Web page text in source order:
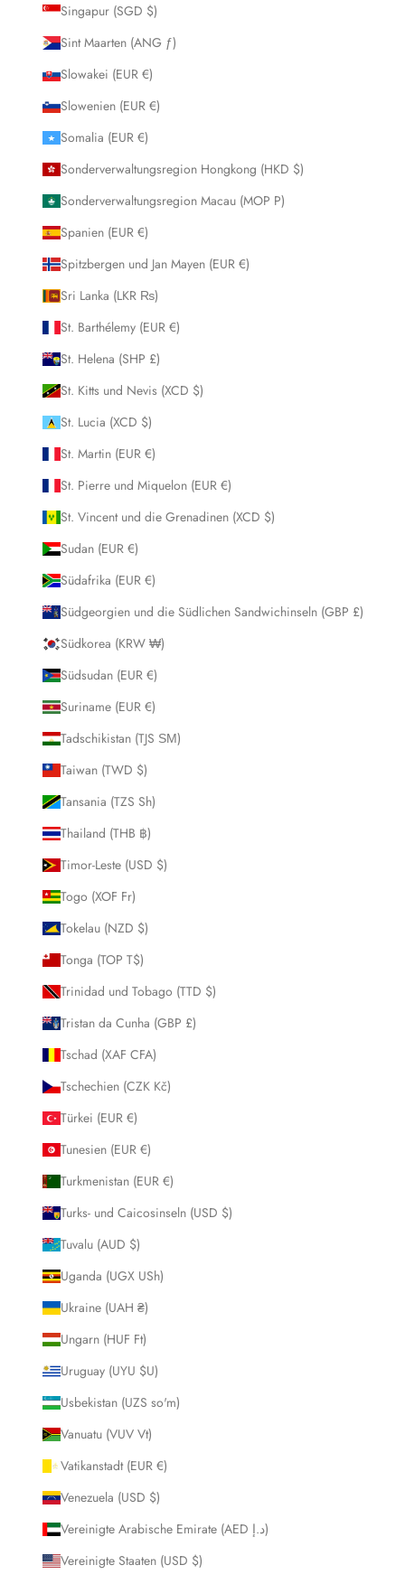
Singapur (SGD $)
Sint Maarten (ANG ƒ)
Slowakei (EUR €)
Slowenien (EUR €)
Somalia (EUR €)
Sonderverwaltungsregion Hongkong (HKD $)
Sonderverwaltungsregion Macau (MOP P)
Spanien (EUR €)
Spitzbergen und Jan Mayen (EUR €)
Sri Lanka (LKR ₨)
St. Barthélemy (EUR €)
St. Helena (SHP £)
St. Kitts und Nevis (XCD $)
St. Lucia (XCD $)
St. Martin (EUR €)
St. Pierre und Miquelon (EUR €)
St. Vincent und die Grenadinen (XCD $)
Sudan (EUR €)
Südafrika (EUR €)
Südgeorgien und die Südlichen Sandwichinseln (GBP £)
Südkorea (KRW ₩)
Südsudan (EUR €)
Suriname (EUR €)
Tadschikistan (TJS ЅМ)
Taiwan (TWD $)
Tansania (TZS Sh)
Thailand (THB ฿)
Timor-Leste (USD $)
Togo (XOF Fr)
Tokelau (NZD $)
Tonga (TOP T$)
Trinidad und Tobago (TTD $)
Tristan da Cunha (GBP £)
Tschad (XAF CFA)
Tschechien (CZK Kč)
Türkei (EUR €)
Tunesien (EUR €)
Turkmenistan (EUR €)
Turks- und Caicosinseln (USD $)
Tuvalu (AUD $)
Uganda (UGX USh)
Ukraine (UAH ₴)
Ungarn (HUF Ft)
Uruguay (UYU $U)
Usbekistan (UZS so'm)
Vanuatu (VUV Vt)
Vatikanstadt (EUR €)
Venezuela (USD $)
Vereinigte Arabische Emirate (AED د.إ)
Vereinigte Staaten (USD $)